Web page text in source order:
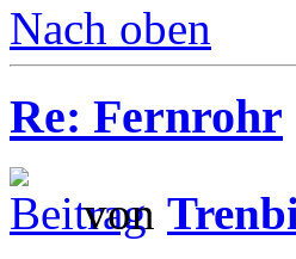
Nach oben
Re: Fernrohr
von